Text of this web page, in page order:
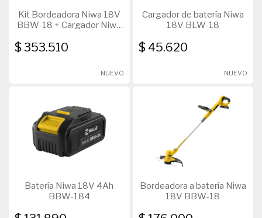
Kit Bordeadora Niwa 18V
BBW-18 + Cargador Niwa
Niwa 18V 4Ah BBW-184
$ 353.510
NUEVO
Cargador de batería Niwa
18V BLW-18
$ 45.620
NUEVO
Batería Niwa 18V 4Ah
BBW-184
Bordeadora a batería Niwa
18V BBW-18